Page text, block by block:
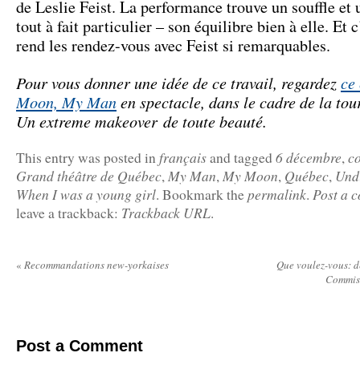
de Leslie Feist. La performance trouve un souffle et
tout à fait particulier – son équilibre bien à elle. Et
rend les rendez-vous avec Feist si remarquables.
Pour vous donner une idée de ce travail, regardez
Moon, My Manen spectacle, dans le cadre de la
Un extreme makeover de toute beauté.
This entry was posted in françaisand tagged 6 décembre,
Grand théâtre de Québec, My Man, My Moon, Québec,
When I was a young girl. Bookmark thepermalink. Post a
leave a trackback: Trackback URL.
« Recommandations new-yorkaises
Que voulez-vous:
Post a Comment